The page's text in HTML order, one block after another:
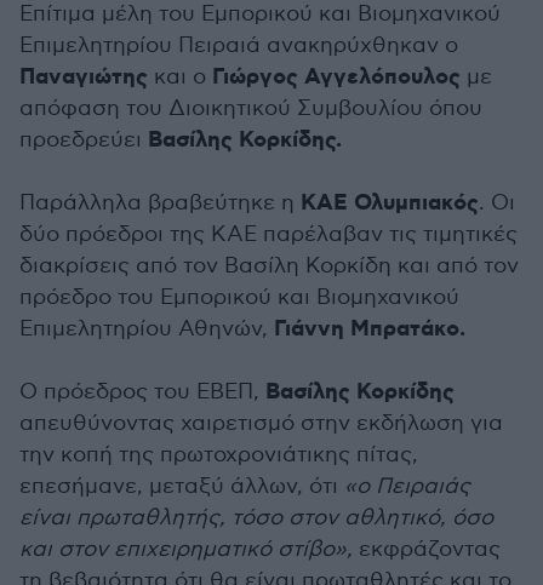
Επίτιμα μέλη του Εμπορικού και Βιομηχανικού
Επιμελητηρίου Πειραιά ανακηρύχθηκαν ο
Παναγιώτης και ο Γιώργος Αγγελόπουλος με
απόφαση του Διοικητικού Συμβουλίου όπου
προεδρεύει Βασίλης Κορκίδης.
Παράλληλα βραβεύτηκε η ΚΑΕ Ολυμπιακός. Οι
δύο πρόεδροι της ΚΑΕ παρέλαβαν τις τιμητικές
διακρίσεις από τον Βασίλη Κορκίδη και από τον
πρόεδρο του Εμπορικού και Βιομηχανικού
Επιμελητηρίου Αθηνών, Γιάννη Μπρατάκο.
Ο πρόεδρος του ΕΒΕΠ, Βασίλης Κορκίδης
απευθύνοντας χαιρετισμό στην εκδήλωση για
την κοπή της πρωτοχρονιάτικης πίτας,
επεσήμανε, μεταξύ άλλων, ότι «ο Πειραιάς
είναι πρωταθλητής, τόσο στον αθλητικό, όσο
και στον επιχειρηματικό στίβο», εκφράζοντας